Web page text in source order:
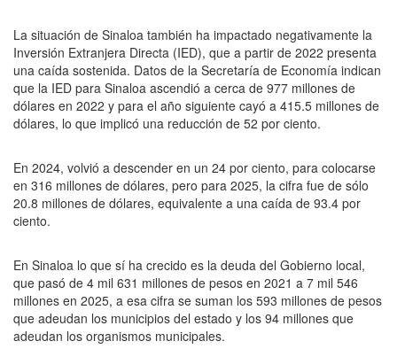
La situación de Sinaloa también ha impactado negativamente la
Inversión Extranjera Directa (IED), que a partir de 2022 presenta
una caída sostenida. Datos de la Secretaría de Economía indican
que la IED para Sinaloa ascendió a cerca de 977 millones de
dólares en 2022 y para el año siguiente cayó a 415.5 millones de
dólares, lo que implicó una reducción de 52 por ciento.
En 2024, volvió a descender en un 24 por ciento, para colocarse
en 316 millones de dólares, pero para 2025, la cifra fue de sólo
20.8 millones de dólares, equivalente a una caída de 93.4 por
ciento.
En Sinaloa lo que sí ha crecido es la deuda del Gobierno local,
que pasó de 4 mil 631 millones de pesos en 2021 a 7 mil 546
millones en 2025, a esa cifra se suman los 593 millones de pesos
que adeudan los municipios del estado y los 94 millones que
adeudan los organismos municipales.